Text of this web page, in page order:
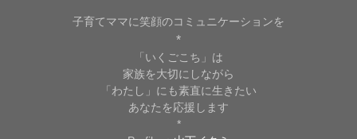
子育てママに笑顔のコミュニケーションを
*
「いくごこち」は
家族を大切にしながら
「わたし」にも素直に生きたい
あなたを応援します
*